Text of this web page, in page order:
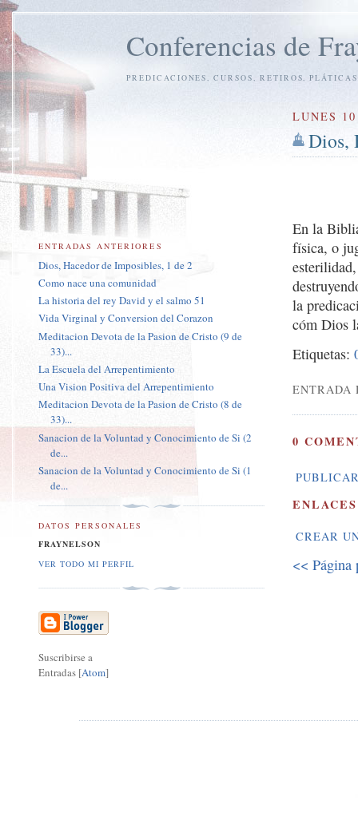
Conferencias de
PREDICACIONES, CURSOS, RETIROS,
LUNES
Dios,
En la
física, o
la
cóm Dios
Etiquetas:
ENTRADA
0
CREAR
<<
ENTRADAS ANTERIORES
Dios, Hacedor de Imposibles, 1 de 2
Como nace una comunidad
La historia del rey David y el salmo 51
Vida Virginal y Conversion del Corazon
Meditacion Devota de la Pasion de Cristo (9 de
33)...
La Escuela del Arrepentimiento
Una Vision Positiva del Arrepentimiento
Meditacion Devota de la Pasion de Cristo (8 de
33)...
Sanacion de la Voluntad y Conocimiento de Si (2
de...
Sanacion de la Voluntad y Conocimiento de Si (1
de...
DATOS PERSONALES
FRAYNELSON
VER TODO MI PERFIL
Suscribirse a
Entradas [Atom]